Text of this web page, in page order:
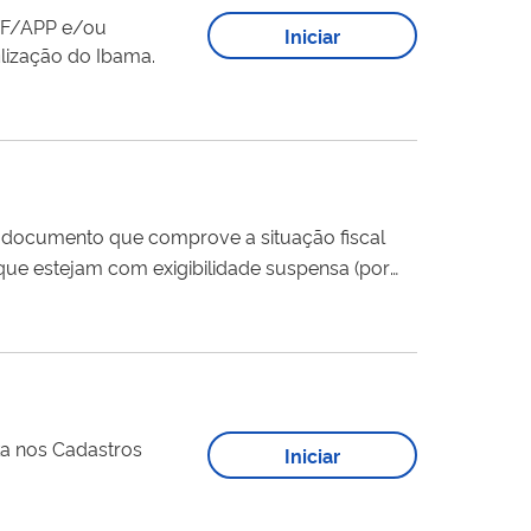
APP e/ou
do Ibama.
Iniciar
que comprove a situação fiscal
do
nos Cadastros
Iniciar